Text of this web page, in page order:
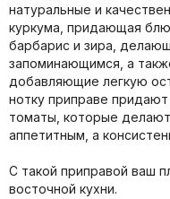
натуральные и
куркума, придающая
барбарис и зира,
запоминающимся, а
добавляющие легкую
нотку приправе
томаты, которые
аппетитным, а
С такой приправой ваш
восточной кухни.